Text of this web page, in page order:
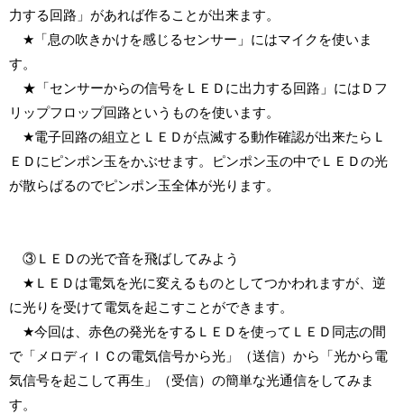
力する回路」があれば作ることが出来ます。
★「息の吹きかけを感じるセンサー」にはマイクを使いま
す。
★「センサーからの信号をＬＥＤに出力する回路」にはＤフ
リップフロップ回路というものを使います。
★電子回路の組立とＬＥＤが点滅する動作確認が出来たらＬ
ＥＤにピンポン玉をかぶせます。ピンポン玉の中でＬＥＤの光
が散らばるのでピンポン玉全体が光ります。
③ＬＥＤの光で音を飛ばしてみよう
★ＬＥＤは電気を光に変えるものとしてつかわれますが、逆
に光りを受けて電気を起こすことができます。
★今回は、赤色の発光をするＬＥＤを使ってＬＥＤ同志の間
で「メロディＩＣの電気信号から光」（送信）から「光から電
気信号を起こして再生」（受信）の簡単な光通信をしてみま
す。